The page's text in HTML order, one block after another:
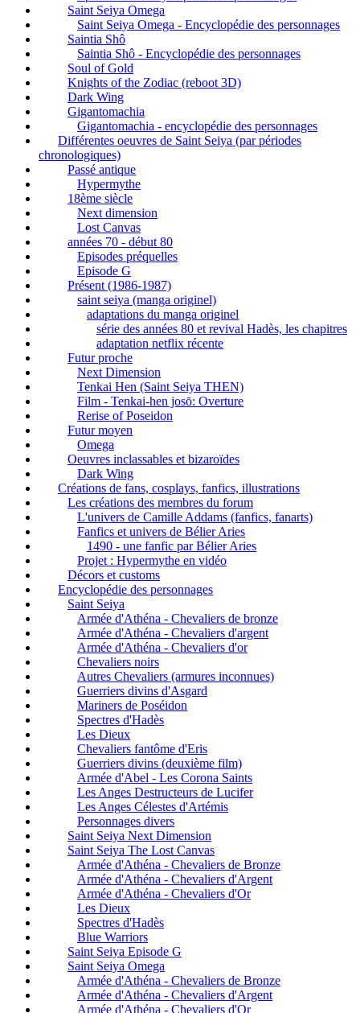
Saint Seiya Omega
Saint Seiya Omega - Encyclopédie des personnages
Saintia Shô
Saintia Shô - Encyclopédie des personnages
Soul of Gold
Knights of the Zodiac (reboot 3D)
Dark Wing
Gigantomachia
Gigantomachia - encyclopédie des personnages
Différentes oeuvres de Saint Seiya (par périodes
chronologiques)
Passé antique
Hypermythe
18ème siècle
Next dimension
Lost Canvas
années 70 - début 80
Episodes préquelles
Episode G
Présent (1986-1987)
saint seiya (manga originel)
adaptations du manga originel
série des années 80 et revival Hadès, les chapitres
adaptation netflix récente
Futur proche
Next Dimension
Tenkai Hen (Saint Seiya THEN)
Film - Tenkai-hen josō: Overture
Rerise of Poseidon
Futur moyen
Omega
Oeuvres inclassables et bizaroïdes
Dark Wing
Créations de fans, cosplays, fanfics, illustrations
Les créations des membres du forum
L'univers de Camille Addams (fanfics, fanarts)
Fanfics et univers de Bélier Aries
1490 - une fanfic par Bélier Aries
Projet : Hypermythe en vidéo
Décors et customs
Encyclopédie des personnages
Saint Seiya
Armée d'Athéna - Chevaliers de bronze
Armée d'Athéna - Chevaliers d'argent
Armée d'Athéna - Chevaliers d'or
Chevaliers noirs
Autres Chevaliers (armures inconnues)
Guerriers divins d'Asgard
Mariners de Poséidon
Spectres d'Hadès
Les Dieux
Chevaliers fantôme d'Eris
Guerriers divins (deuxième film)
Armée d'Abel - Les Corona Saints
Les Anges Destructeurs de Lucifer
Les Anges Célestes d'Artémis
Personnages divers
Saint Seiya Next Dimension
Saint Seiya The Lost Canvas
Armée d'Athéna - Chevaliers de Bronze
Armée d'Athéna - Chevaliers d'Argent
Armée d'Athéna - Chevaliers d'Or
Les Dieux
Spectres d'Hadès
Blue Warriors
Saint Seiya Episode G
Saint Seiya Omega
Armée d'Athéna - Chevaliers de Bronze
Armée d'Athéna - Chevaliers d'Argent
Armée d'Athéna - Chevaliers d'Or